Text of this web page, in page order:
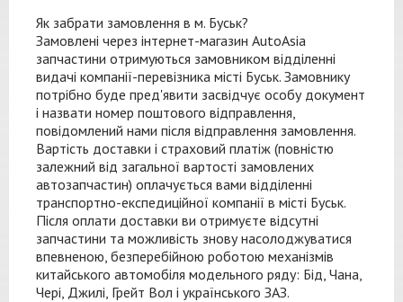
Як забрати замовлення в м. Буськ?
Замовлені через інтернет-магазин AutoAsia
запчастини отримуються замовником відділенні
видачі компанії-перевізника місті Буськ. Замовнику
потрібно буде пред'явити засвідчує особу документ
і назвати номер поштового відправлення,
повідомлений нами після відправлення замовлення.
Вартість доставки і страховий платіж (повністю
залежний від загальної вартості замовлених
автозапчастин) оплачується вами відділенні
транспортно-експедиційної компанії в місті Буськ.
Після оплати доставки ви отримуєте відсутні
запчастини та можливість знову насолоджуватися
впевненою, безперебійною роботою механізмів
китайського автомобіля модельного ряду: Бід, Чана,
Чері, Джилі, Грейт Вол і українського ЗАЗ.